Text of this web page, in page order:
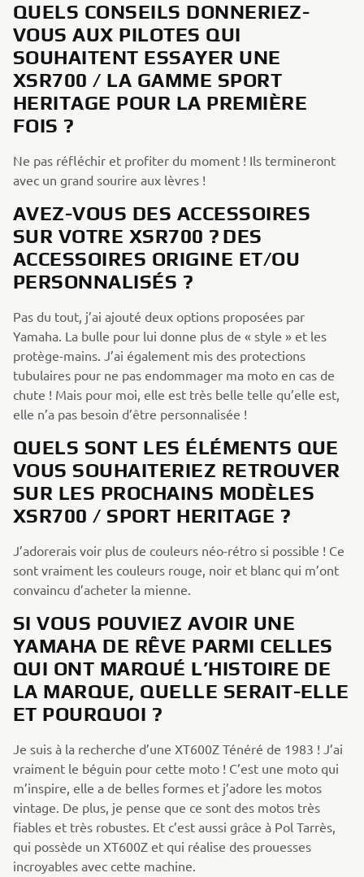
QUELS CONSEILS DONNERIEZ-
VOUS AUX PILOTES QUI
SOUHAITENT ESSAYER UNE
XSR700 / LA GAMME SPORT
HERITAGE POUR LA PREMIÈRE
FOIS ?
Ne pas réfléchir et profiter du moment ! Ils termineront
avec un grand sourire aux lèvres !
AVEZ-VOUS DES ACCESSOIRES
SUR VOTRE XSR700 ? DES
ACCESSOIRES ORIGINE ET/OU
PERSONNALISÉS ?
Pas du tout, j’ai ajouté deux options proposées par
Yamaha. La bulle pour lui donne plus de « style » et les
protège-mains. J’ai également mis des protections
tubulaires pour ne pas endommager ma moto en cas de
chute ! Mais pour moi, elle est très belle telle qu’elle est,
elle n’a pas besoin d’être personnalisée !
QUELS SONT LES ÉLÉMENTS QUE
VOUS SOUHAITERIEZ RETROUVER
SUR LES PROCHAINS MODÈLES
XSR700 / SPORT HERITAGE ?
J’adorerais voir plus de couleurs néo-rétro si possible ! Ce
sont vraiment les couleurs rouge, noir et blanc qui m’ont
convaincu d’acheter la mienne.
SI VOUS POUVIEZ AVOIR UNE
YAMAHA DE RÊVE PARMI CELLES
QUI ONT MARQUÉ L’HISTOIRE DE
LA MARQUE, QUELLE SERAIT-ELLE
ET POURQUOI ?
Je suis à la recherche d’une XT600Z Ténéré de 1983 ! J’ai
vraiment le béguin pour cette moto ! C’est une moto qui
m’inspire, elle a de belles formes et j’adore les motos
vintage. De plus, je pense que ce sont des motos très
fiables et très robustes. Et c’est aussi grâce à Pol Tarrès,
qui possède un XT600Z et qui réalise des prouesses
incroyables avec cette machine.